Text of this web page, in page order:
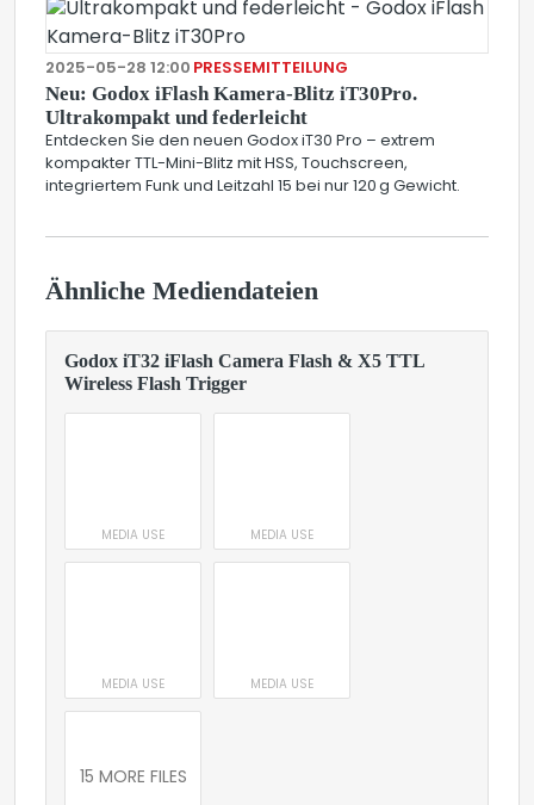
2025-05-28 12:00 PRESSEMITTEILUNG
Neu: Godox iFlash Kamera-Blitz iT30Pro.
Ultrakompakt und federleicht
Entdecken Sie den neuen Godox iT30 Pro – extrem
kompakter TTL-Mini-Blitz mit HSS, Touchscreen,
integriertem Funk und Leitzahl 15 bei nur 120 g Gewicht.
Ähnliche Mediendateien
Godox iT32 iFlash Camera Flash & X5 TTL
Wireless Flash Trigger
MEDIA USE MEDIA USE
MEDIA USE MEDIA USE
15 MORE FILES